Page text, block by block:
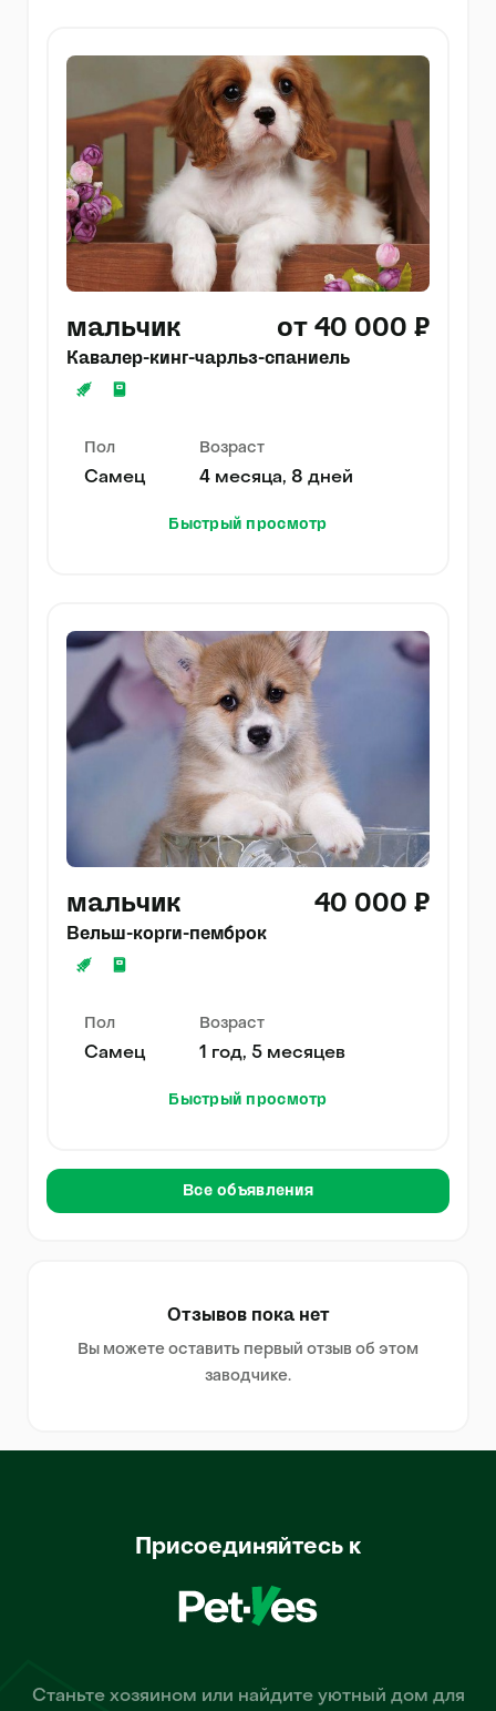
мальчик от 40 000 ₽
Кавалер-кинг-чарльз-спаниель
Пол
Самец
Возраст
4 месяца, 8 дней
Быстрый просмотр
мальчик 40 000 ₽
Вельш-корги-пемброк
Пол
Самец
Возраст
1 год, 5 месяцев
Быстрый просмотр
Все объявления
Отзывов пока нет
Вы можете оставить первый отзыв об этом
заводчике.
Присоединяйтесь к
Станьте хозяином или найдите уютный дом для